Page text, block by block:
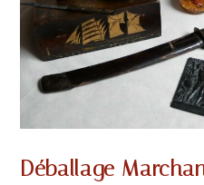
Déballage